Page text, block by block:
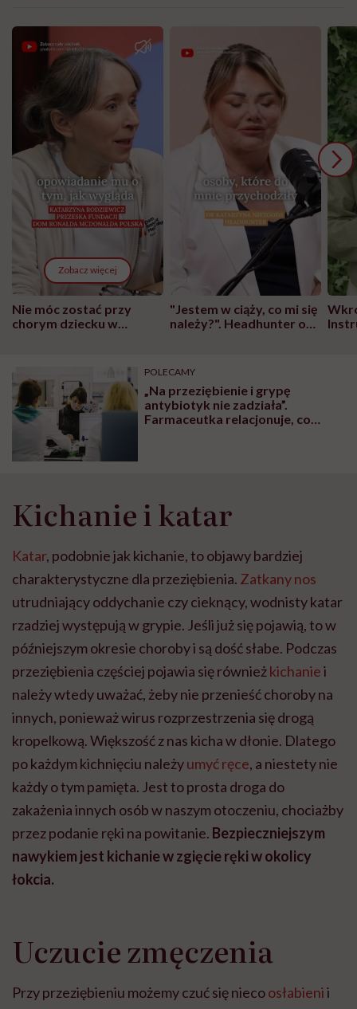
Zobacz więcej
Nie móc zostać przy
chorym dziecku w
głupota i brak
wyobraźni"
"Jestem w ciąży, co mi się
należy?". Headhunter o
pracy
POLECAMY
„Na przeziębienie i grypę
antybiotyk nie zadziała”.
Farmaceutka relacjonuje, co
Kichanie i katar
Katar, podobnie jak kichanie, to objawy bardziej
charakterystyczne dla przeziębienia. Zatkany nos
utrudniający oddychanie czy cieknący, wodnisty katar
rzadziej występują w grypie. Jeśli już się pojawią, to w
późniejszym okresie choroby i są dość słabe. Podczas
przeziębienia częściej pojawia się równieżkichaniei
należy wtedy uważać, żeby nie przenieść choroby na
innych, ponieważ wirus rozprzestrzenia się drogą
kropelkową. Większość z nas kicha w dłonie. Dlatego
po każdym kichnięciu należyumyć ręce, a niestety nie
każdy o tym pamięta. Jest to prosta droga do
zakażenia innych osób w naszym otoczeniu, chociażby
przez podanie ręki na powitanie. Bezpieczniejszym
nawykiem jest kichanie w zgięcie ręki w okolicy
łokcia.
Uczucie zmęczenia
Przy przeziębieniu możemy czuć się niecoosłabienii